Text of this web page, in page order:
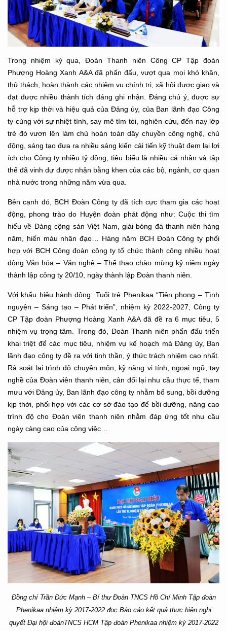
Trong nhiệm kỳ qua, Đoàn Thanh niên Công CP Tập đoàn
Phượng Hoàng Xanh A&A đã phấn đấu, vượt qua mọi khó khăn,
thử thách, hoàn thành các nhiệm vụ chính trị, xã hội được giao và
đạt được nhiều thành tích đáng ghi nhận. Đáng chú ý, được sự
hỗ trợ kịp thời và hiệu quả của Đảng ủy, của Ban lãnh đạo Công
ty cùng với sự nhiệt tình, say mê tìm tòi, nghiên cứu, đến nay lớp
trẻ đó vươn lên làm chủ hoàn toàn dây chuyền công nghệ, chủ
động, sáng tạo đưa ra nhiều sáng kiến cải tiến kỹ thuật đem lại lợi
ích cho Công ty nhiều tỷ đồng, tiêu biểu là nhiều cá nhân và tập
thể đã vinh dự được nhận bằng khen của các bộ, ngành, cơ quan
nhà nước trong những năm vừa qua.
Bên cạnh đó, BCH Đoàn Công ty đã tích cực tham gia các hoạt
động, phong trào do Huyện đoàn phát động như: Cuộc thi tìm
hiểu về Đảng cộng sản Việt Nam, giải bóng đá thanh niên hàng
năm, hiến máu nhân đạo… Hàng năm BCH Đoàn Công ty phối
hợp với BCH Công đoàn công ty tổ chức thành công nhiều hoạt
động Văn hóa – Văn nghệ – Thể thao chào mừng kỷ niệm ngày
thành lập công ty 20/10, ngày thành lập Đoàn thanh niên.
Với khẩu hiệu hành động: Tuổi trẻ Phenikaa “Tiên phong – Tình
nguyện – Sáng tạo – Phát triển”, nhiệm kỳ 2022-2027, Công ty
CP Tập đoàn Phượng Hoàng Xanh A&A đã đề ra 6 mục tiêu, 5
nhiệm vụ trọng tâm. Trong đó, Đoàn Thanh niên phấn đấu triển
khai triệt để các mục tiêu, nhiệm vụ kế hoạch mà Đảng ủy, Ban
lãnh đạo công ty đề ra với tinh thần, ý thức trách nhiệm cao nhất.
Rà soát lại trình độ chuyên môn, kỹ năng vi tính, ngoại ngữ, tay
nghề của Đoàn viên thanh niên, cân đối lại nhu cầu thực tế, tham
mưu với Đảng ủy, Ban lãnh đạo công ty nhằm bổ sung, bồi dưỡng
kịp thời, phối hợp với các cơ sở đào tạo để bồi dưỡng, nâng cao
trình độ cho Đoàn viên thanh niên nhằm đáp ứng tốt nhu cầu
ngày càng cao của công việc…
Đồng chí Trần Đức Mạnh – Bí thư Đoàn TNCS Hồ Chí Minh Tập đoàn
Phenikaa nhiệm kỳ 2017-2022 đọc Báo cáo kết quả thực hiện nghị
quyết Đại hội đoànTNCS HCM Tập đoàn Phenikaa nhiệm kỳ 2017-2022